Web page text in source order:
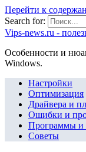
Перейти к
Search for:
Vips-news.ru -
Особенности и
Windows.
Настройки
Оптимизация
Драйвера и
Ошибки и
Программы и
Советы